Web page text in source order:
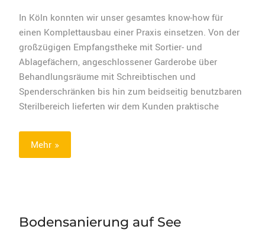
In Köln konnten wir unser gesamtes know-how für
einen Komplettausbau einer Praxis einsetzen. Von der
großzügigen Empfangstheke mit Sortier- und
Ablagefächern, angeschlossener Garderobe über
Behandlungsräume mit Schreibtischen und
Spenderschränken bis hin zum beidseitig benutzbaren
Sterilbereich lieferten wir dem Kunden praktische
Mehr
Bodensanierung auf See